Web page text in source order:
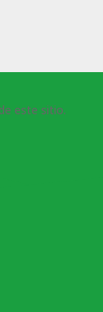
este sitio.